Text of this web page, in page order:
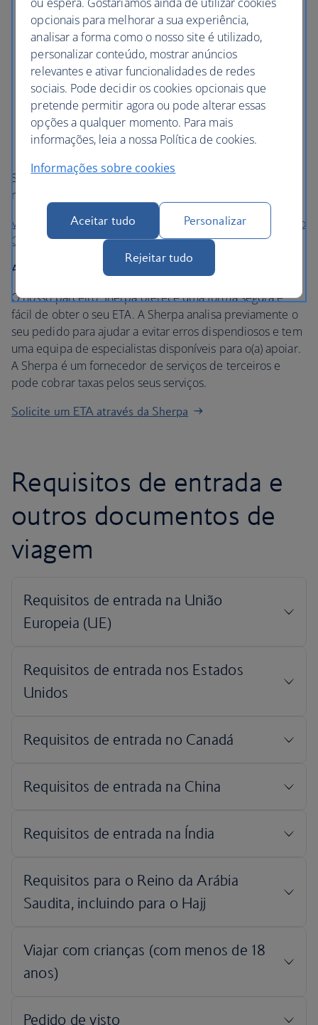
Para visitar o Reino Unido por um período máximo
de 6 meses por motivos de turismo, visita a família e
amigos, negócios ou estudo a curto prazo
Para transitar pelo Reino Unido se estiver a passar
pelo controlo de fronteiras do Reino Unido para
mudar de voo ou de aeroporto. Os clientes em
trânsito do lado ar não têm de ter uma ETA, desde
que não passem pelo Controlo de Fronteiras do
Reino Unido.
Se vier ao Reino Unido por outros motivos, pode
necessitar de um visto.
Verifique se precisa de um ETA e faça o pedido no site do
Governo
Ajuda com o seu pedido de ETA
O nosso parceiro Sherpa oferece uma forma segura e
fácil de obter o seu ETA. A Sherpa analisa previamente o
seu pedido para ajudar a evitar erros dispendiosos e tem
uma equipa de especialistas disponíveis para o(a) apoiar.
A Sherpa é um fornecedor de serviços de terceiros e
pode cobrar taxas pelos seus serviços.
Solicite um ETA através da Sherpa
Requisitos de entrada e
outros documentos de
viagem
opcionais para melhorar a sua experiência,
analisar a forma como o nosso site é utilizado,
personalizar conteúdo, mostrar anúncios
relevantes e ativar funcionalidades de redes
sociais. Pode decidir os cookies opcionais que
pretende permitir agora ou pode alterar essas
opções a qualquer momento. Para mais
informações, leia a nossa Política de cookies.
Informações sobre cookies
Aceitar tudo Personalizar
Rejeitar tudo